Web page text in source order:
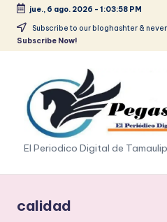
Saltar
jue., 6 ago. 2026 - 1:03:59 PM
Subscribe to our bloghashter & never
Subscribe Now!
p
e
El Periodico Digital de
calidad